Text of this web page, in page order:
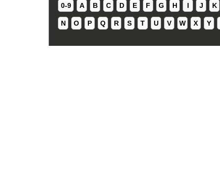
0-9 A B C D E F G H I J K
N O P Q R S T U V W X Y